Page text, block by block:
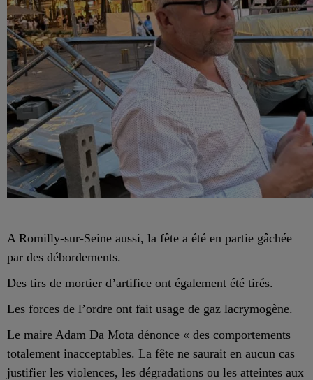
A Romilly-sur-Seine aussi, la fête a été en partie gâchée
par des débordements.
Des tirs de mortier d’artifice ont également été tirés.
Les forces de l’ordre ont fait usage de gaz lacrymogène.
Le maire Adam Da Mota dénonce « des comportements
totalement inacceptables. La fête ne saurait en aucun cas
justifier les violences, les dégradations ou les atteintes aux